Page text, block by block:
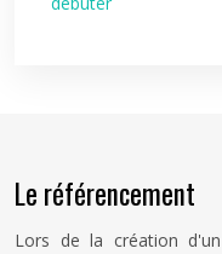
Le référencement
Lors de la création